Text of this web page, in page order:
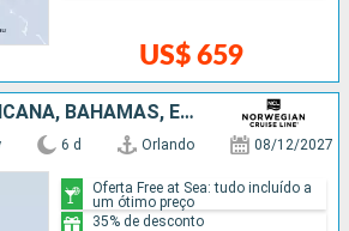
US$ 659
REPUBLICA DOMINICANA, BAHAMAS, ESTADOS UNIDOS
6 d Orlando 08/12/2027
Oferta Free at Sea: tudo incluído a
um ótimo preço
35% de desconto